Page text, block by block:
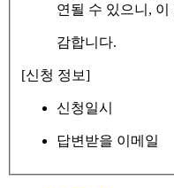
연될 수 있으니,
감합니다.
[신청 정보]
신청일시
답변받을 이메일